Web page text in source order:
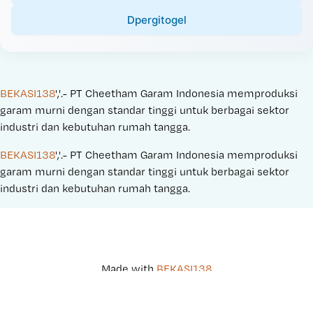
Dpergitogel
BEKASI138','.- PT Cheetham Garam Indonesia memproduksi
garam murni dengan standar tinggi untuk berbagai sektor
industri dan kebutuhan rumah tangga.
BEKASI138','.- PT Cheetham Garam Indonesia memproduksi
garam murni dengan standar tinggi untuk berbagai sektor
industri dan kebutuhan rumah tangga.
Made with BEKASI138